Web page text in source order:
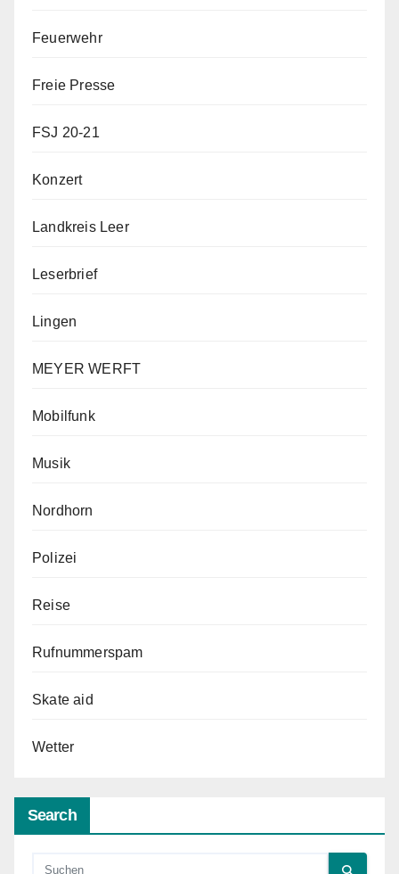
Feuerwehr
Freie Presse
FSJ 20-21
Konzert
Landkreis Leer
Leserbrief
Lingen
MEYER WERFT
Mobilfunk
Musik
Nordhorn
Polizei
Reise
Rufnummerspam
Skate aid
Wetter
Search